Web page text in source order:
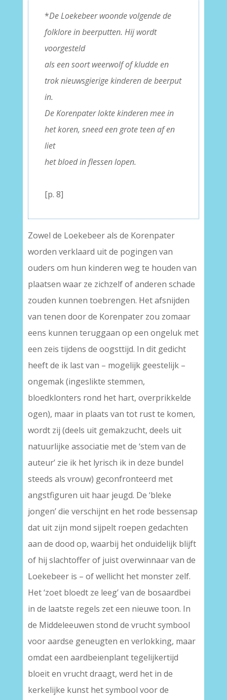
*De Loekebeer woonde volgende de
folklore in beerputten. Hij wordt
voorgesteld
als een soort weerwolf of kludde en
trok nieuwsgierige kinderen de beerput
in.
De Korenpater lokte kinderen mee in
het koren, sneed een grote teen af en
liet
het bloed in flessen lopen.
[p. 8]
Zowel de Loekebeer als de Korenpater
worden verklaard uit de pogingen van
ouders om hun kinderen weg te houden van
plaatsen waar ze zichzelf of anderen schade
zouden kunnen toebrengen. Het afsnijden
van tenen door de Korenpater zou zomaar
eens kunnen teruggaan op een ongeluk met
een zeis tijdens de oogsttijd. In dit gedicht
heeft de ik last van – mogelijk geestelijk –
ongemak (ingeslikte stemmen,
bloedklonters rond het hart, overprikkelde
ogen), maar in plaats van tot rust te komen,
wordt zij (deels uit gemakzucht, deels uit
natuurlijke associatie met de ‘stem van de
auteur’ zie ik het lyrisch ik in deze bundel
steeds als vrouw) geconfronteerd met
angstfiguren uit haar jeugd. De ‘bleke
jongen’ die verschijnt en het rode bessensap
dat uit zijn mond sijpelt roepen gedachten
aan de dood op, waarbij het onduidelijk blijft
of hij slachtoffer of juist overwinnaar van de
Loekebeer is – of wellicht het monster zelf.
Het ‘zoet bloedt ze leeg’ van de bosaardbei
in de laatste regels zet een nieuwe toon. In
de Middeleeuwen stond de vrucht symbool
voor aardse geneugten en verlokking, maar
omdat een aardbeienplant tegelijkertijd
bloeit en vrucht draagt, werd het in de
kerkelijke kunst het symbool voor de